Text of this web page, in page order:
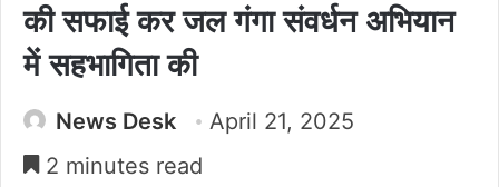
की सफाई कर जल गंगा संवर्धन अभियान
में सहभागिता की
News Desk
April 21, 2025
2 minutes read